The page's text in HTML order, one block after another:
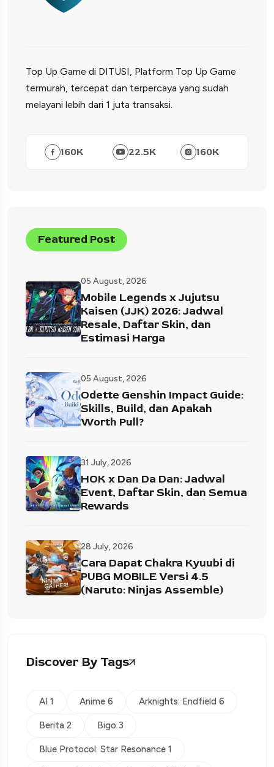
Top Up Game di DITUSI, Platform Top Up Game
termurah, tercepat dan terpercaya yang sudah
melayani lebih dari 1 juta transaksi.
160K 22.5K 160K
Featured Post
05 August, 2026
Mobile Legends x Jujutsu
Kaisen (JJK) 2026: Jadwal
Resale, Daftar Skin, dan
Estimasi Harga
05 August, 2026
Odette Genshin Impact Guide:
Skills, Build, dan Apakah
Worth Pull?
31 July, 2026
HOK x Dan Da Dan: Jadwal
Event, Daftar Skin, dan Semua
Rewards
28 July, 2026
Cara Dapat Chakra Kyuubi di
PUBG MOBILE Versi 4.5
(Naruto: Ninjas Assemble)
Discover By Tags
AI 1 Anime 6 Arknights: Endfield 6
Berita 2 Bigo 3
Blue Protocol: Star Resonance 1